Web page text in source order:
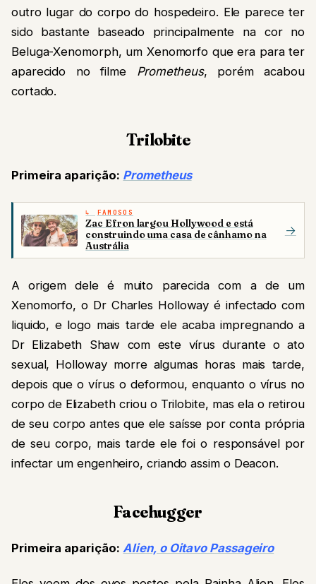
outro lugar do corpo do hospedeiro. Ele parece ter
sido bastante baseado principalmente na cor no
Beluga-Xenomorph, um Xenomorfo que era para ter
aparecido no filme Prometheus, porém acabou
cortado.
Trilobite
Primeira aparição: Prometheus
FAMOSOS
Zac Efron largou Hollywood e está
construindo uma casa de cânhamo na
Austrália
→
A origem dele é muito parecida com a de um
Xenomorfo, o Dr Charles Holloway é infectado com
liquido, e logo mais tarde ele acaba impregnando a
Dr Elizabeth Shaw com este vírus durante o ato
sexual, Holloway morre algumas horas mais tarde,
depois que o vírus o deformou, enquanto o vírus no
corpo de Elizabeth criou o Trilobite, mas ela o retirou
de seu corpo antes que ele saísse por conta própria
de seu corpo, mais tarde ele foi o responsável por
infectar um engenheiro, criando assim o Deacon.
Facehugger
Primeira aparição: Alien, o Oitavo Passageiro